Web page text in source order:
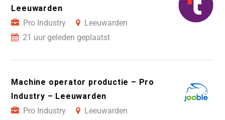
Leeuwarden
Pro Industry
Leeuwarden
21 uur geleden geplaatst
Machine operator productie – Pro
Industry – Leeuwarden
Pro Industry
Leeuwarden